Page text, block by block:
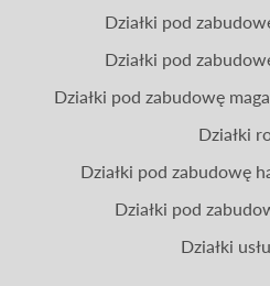
Działki pod
Działki pod
Działki pod zabudowę
Działki
Działki pod zabudowę
Działki pod
Działki